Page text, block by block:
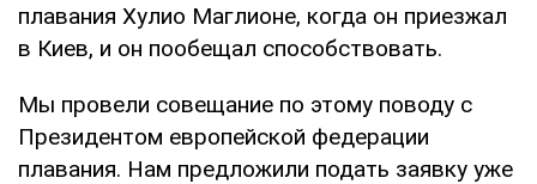
плавания Хулио Маглионе, когда он приезжал
в Киев, и он пообещал способствовать.
Мы провели совещание по этому поводу с
Президентом европейской федерации
плавания. Нам предложили подать заявку уже